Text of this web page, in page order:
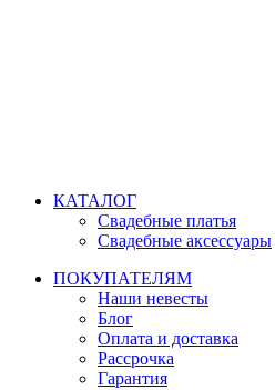
КАТАЛОГ
Свадебные платья
Свадебные аксессуары
ПОКУПАТЕЛЯМ
Наши невесты
Блог
Оплата и доставка
Рассрочка
Гарантия